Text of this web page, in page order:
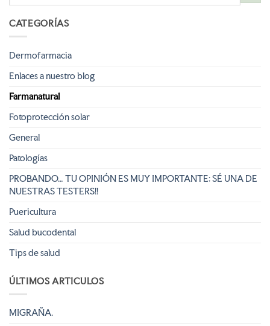
CATEGORÍAS
Dermofarmacia
Enlaces a nuestro blog
Farmanatural
Fotoprotección solar
General
Patologías
PROBANDO… TU OPINIÓN ES MUY IMPORTANTE: SÉ UNA DE
NUESTRAS TESTERS!!
Puericultura
Salud bucodental
Tips de salud
ÚLTIMOS ARTICULOS
MIGRAÑA.